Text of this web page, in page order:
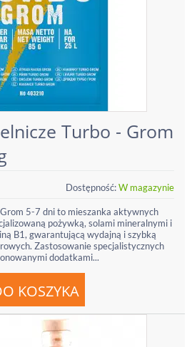
Turbo - Grom
Dostępność:W magazynie
5-7 dni to mieszanka aktywnych
pożywką, solami mineralnymi i
B1, gwarantującą wydajną i szybką
Zastosowanie specjalistycznych
dodatkami...